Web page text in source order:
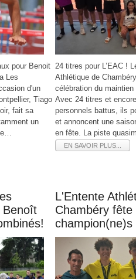
pour Benoit
Les
d'un
Tiago
fait sa
un
24 titres pour L’EAC !
Athlétique de
célébration du maintien
Avec 24 titres et
personnels battus, ils
et annoncent une
en fête. La piste
EN SAVOIR PLUS...
Benoît
L'Entente
Chambéry fête
champion(ne)s